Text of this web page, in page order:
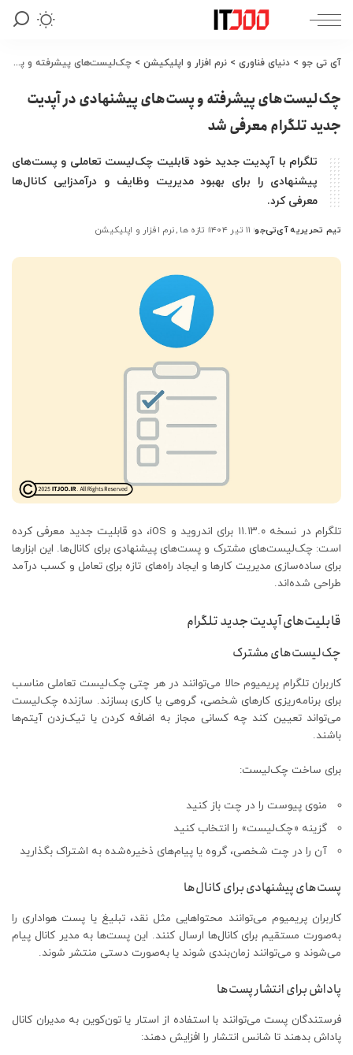
آی تی جو > دنیای فناوری > نرم افزار و اپلیکیشن > چک‌لیست‌های پیشرفته و پست‌های پیشنهادی در آپدیت جدید تلگرام معرفی شد
چک‌لیست‌های پیشرفته و پست‌های پیشنهادی در آپدیت
جدید تلگرام معرفی شد
تلگرام با آپدیت جدید خود قابلیت چک‌لیست تعاملی و پست‌های
پیشنهادی را برای بهبود مدیریت وظایف و درآمدزایی کانال‌ها
معرفی کرد.
ارسال
توسط
تیم تحریریه آی‌تی‌جو ۱۱ تیر ۱۴۰۴ تازه ها نرم افزار و اپلیکیشن
تلگرام در نسخه ۱۱.۱۳.۰ برای اندروید و iOS، دو قابلیت جدید معرفی کرده
است: چک‌لیست‌های مشترک و پست‌های پیشنهادی برای کانال‌ها. این ابزارها
برای ساده‌سازی مدیریت کارها و ایجاد راه‌های تازه برای تعامل و کسب درآمد
طراحی شده‌اند.
قابلیت‌های آپدیت جدید تلگرام
چک‌لیست‌های مشترک
کاربران تلگرام پریمیوم حالا می‌توانند در هر چتی چک‌لیست تعاملی مناسب
برای برنامه‌ریزی کارهای شخصی، گروهی یا کاری بسازند. سازنده چک‌لیست
می‌تواند تعیین کند چه کسانی مجاز به اضافه کردن یا تیک‌زدن آیتم‌ها
باشند.
برای ساخت چک‌لیست:
منوی پیوست را در چت باز کنید
گزینه «چک‌لیست» را انتخاب کنید
آن را در چت شخصی، گروه یا پیام‌های ذخیره‌شده به اشتراک بگذارید
پست‌های پیشنهادی برای کانال‌ها
کاربران پریمیوم می‌توانند محتواهایی مثل نقد، تبلیغ یا پست هواداری را
به‌صورت مستقیم برای کانال‌ها ارسال کنند. این پست‌ها به مدیر کانال پیام
می‌شوند و می‌توانند زمان‌بندی شوند یا به‌صورت دستی منتشر شوند.
پاداش برای انتشار پست‌ها
فرستندگان پست می‌توانند با استفاده از استار یا تون‌کوین به مدیران کانال
پاداش بدهند تا شانس انتشار را افزایش دهند: